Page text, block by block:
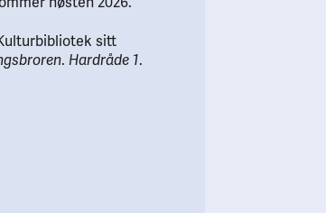
sitt
.Hardråde 1.